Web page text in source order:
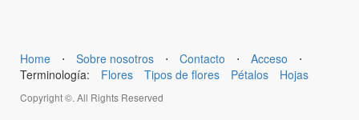
Home ⋅ Sobre nosotros ⋅ Contacto ⋅ Acceso
⋅
Terminología:
Flores Tipos de flores Pétalos Hojas
Copyright ©. All Rights Reserved